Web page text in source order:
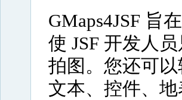
GMaps4JSF 旨
使 JSF 开发人
拍图。您还可
文本、控件、地